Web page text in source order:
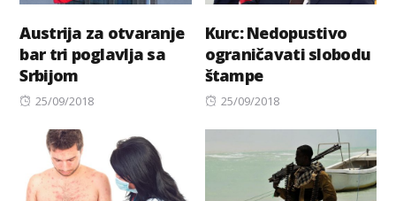
Austrija za otvaranje
bar tri poglavlja sa
Srbijom
Posted
25/09/2018
Kurc: Nedopustivo
ograničavati slobodu
štampe
Posted
25/09/2018